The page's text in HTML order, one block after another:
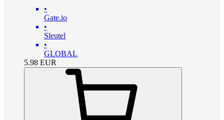
•
Gate.io
•
Sleutel
•
GLOBAL
5.98 EUR